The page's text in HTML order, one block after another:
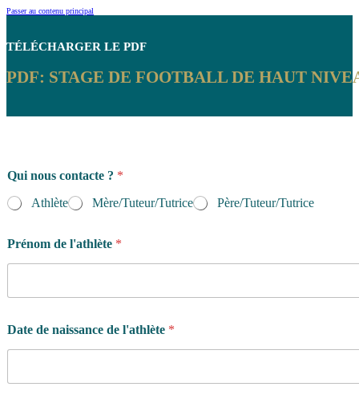
Passer au contenu principal
TÉLÉCHARGER LE PDF
PDF: STAGE DE FOOTBALL DE HAUT
Qui nous contacte ? *
Athlète
Mère/Tuteur/Tutrice Père/Tuteur/Tutrice
Prénom de l'athlète *
Date de naissance de l'athlète *